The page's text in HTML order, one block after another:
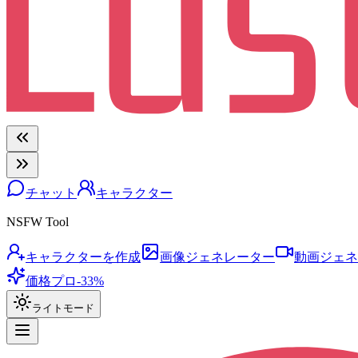
チャット キャラクター
NSFW Tool
キャラクターを作成 画像ジェネレーター
動画ジェ
価格プロ-33%
ライトモード